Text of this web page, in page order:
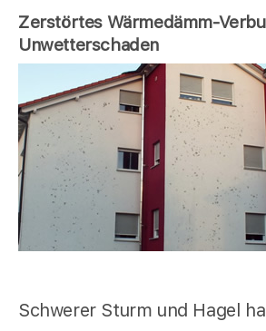
Zerstörtes Wärmedämm-
Unwetterschaden
Schwerer Sturm und Hagel